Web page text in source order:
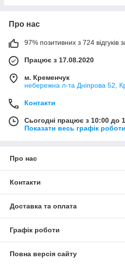
Про нас
97% позитивних з 724 відгуків
Працює з 17.08.2020
м. Кременчук
небережна л-та Дніпрова 52,
Контакти
Сьогодні працює з 10:00 до
Показати весь графік роботи
Про нас
Контакти
Доставка та оплата
Графік роботи
Повна версія сайту